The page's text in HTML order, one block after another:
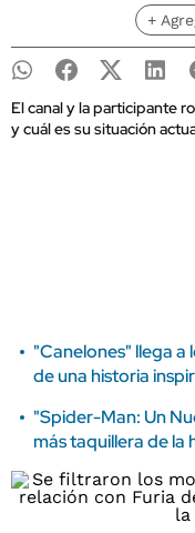
+
El canal y la participante
y cuál es su situación
"Canelones" llega a
de una historia
"Spider-Man: Un
más taquillera de la